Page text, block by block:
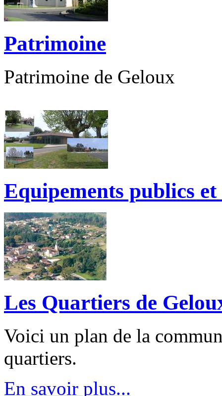
Patrimoine
Patrimoine de Geloux
Equipements publics
Les Quartiers de
Voici un plan de la
quartiers.
En savoir plus...